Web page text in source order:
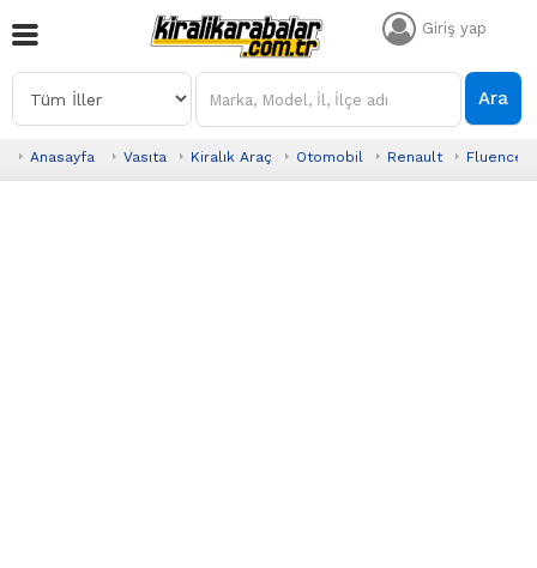
Giriş yap
Ara
Anasayfa Vasıta Kiralık Araç Otomobil Renault Fluence